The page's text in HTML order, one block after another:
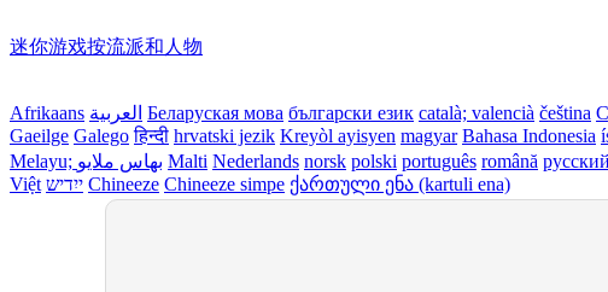
迷你游戏按流派和人物
Afrikaans العربية Беларуская мова български език català; valencià čeština
Gaeilge Galego हिन्दी hrvatski jezik Kreyòl ayisyen magyar Bahasa Indonesia
Melayu; بهاس ملايو Malti Nederlands norsk polski português română
Việt ייִדיש Chineeze Chineeze simpe ქართული ენა (kartuli ena)